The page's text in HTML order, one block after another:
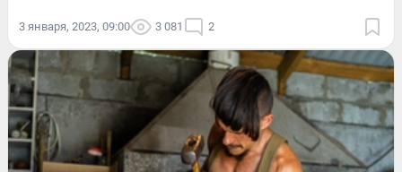
3 января, 2023, 09:00 3 081 2